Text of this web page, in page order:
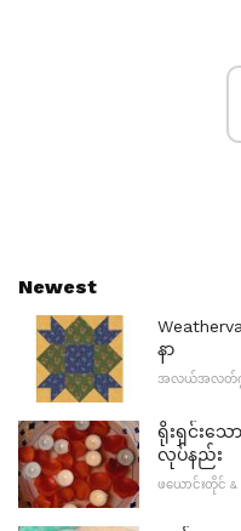
Newest
နာ
အလယ်အလတ်ဂွမ်
ရိုးရှင်းသေ
လုပ်နည်း
ဖယောင်းတိုင် &